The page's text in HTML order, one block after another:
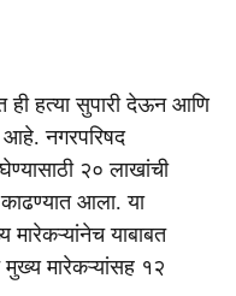
ही हत्या सुपारी देऊन आणि
नगरपरिषद
२० लाखांची
आला. या
याबाबत
मुख्य मारेकऱ्यांसह १२